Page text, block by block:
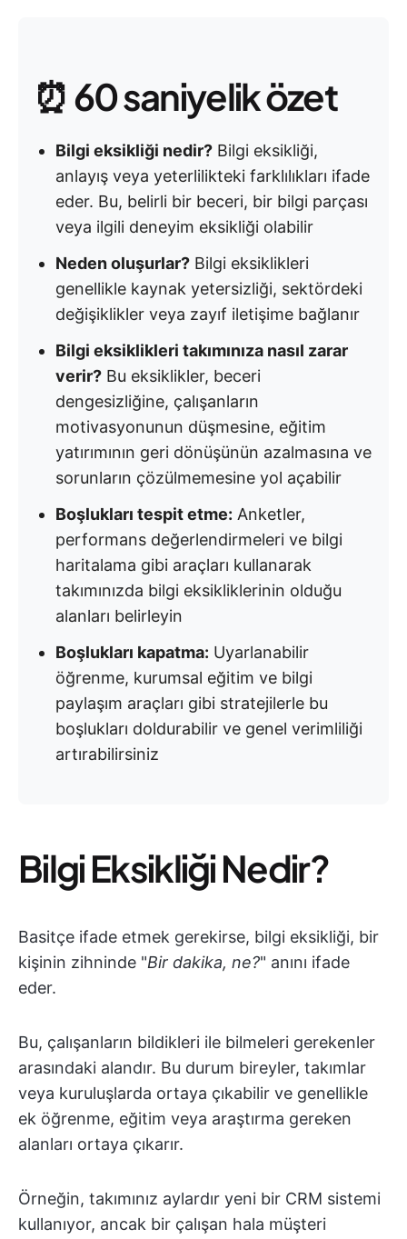
⏰ 60 saniyelik özet
Bilgi eksikliği nedir? Bilgi eksikliği,
anlayış veya yeterlilikteki farklılıkları ifade
eder. Bu, belirli bir beceri, bir bilgi parçası
veya ilgili deneyim eksikliği olabilir
Neden oluşurlar? Bilgi eksiklikleri
genellikle kaynak yetersizliği, sektördeki
değişiklikler veya zayıf iletişime bağlanır
Bilgi eksiklikleri takımınıza nasıl zarar
verir? Bu eksiklikler, beceri
dengesizliğine, çalışanların
motivasyonunun düşmesine, eğitim
yatırımının geri dönüşünün azalmasına ve
sorunların çözülmemesine yol açabilir
Boşlukları tespit etme: Anketler,
performans değerlendirmeleri ve bilgi
haritalama gibi araçları kullanarak
takımınızda bilgi eksikliklerinin olduğu
alanları belirleyin
Boşlukları kapatma: Uyarlanabilir
öğrenme, kurumsal eğitim ve bilgi
paylaşım araçları gibi stratejilerle bu
boşlukları doldurabilir ve genel verimliliği
artırabilirsiniz
Bilgi Eksikliği Nedir?
Basitçe ifade etmek gerekirse, bilgi eksikliği, bir
kişinin zihninde "Bir dakika, ne?" anını ifade
eder.
Bu, çalışanların bildikleri ile bilmeleri gerekenler
arasındaki alandır. Bu durum bireyler, takımlar
veya kuruluşlarda ortaya çıkabilir ve genellikle
ek öğrenme, eğitim veya araştırma gereken
alanları ortaya çıkarır.
Örneğin, takımınız aylardır yeni bir CRM sistemi
kullanıyor, ancak bir çalışan hala müşteri